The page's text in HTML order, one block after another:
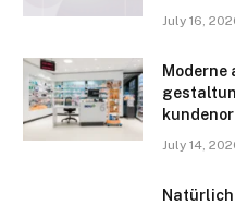
July 16,
Moderne
July 14,
Natürlich